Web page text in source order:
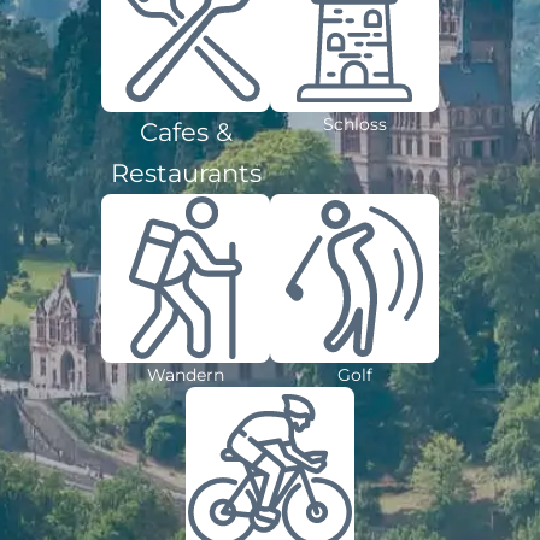
Cafes &
Restaurants
Schloss
Wandern Golf